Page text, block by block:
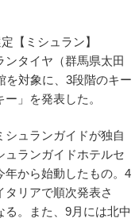
ンタイヤ（群馬県太田
を対象に、3段階のキー
」を発表した。
シュランガイドが独自
ュランガイドホテルセ
年から始動したもの。4
タリアで順次発表さ
。また、9月には北中